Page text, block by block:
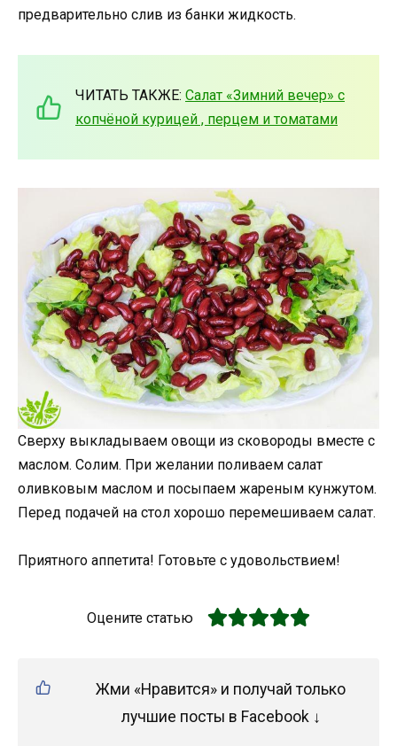
предварительно слив из банки жидкость.
ЧИТАТЬ ТАКЖЕ: Салат «Зимний вечер» с
копчёной курицей , перцем и томатами
Сверху выкладываем овощи из сковороды вместе с
маслом. Солим. При желании поливаем салат
оливковым маслом и посыпаем жареным кунжутом.
Перед подачей на стол хорошо перемешиваем салат.
Приятного аппетита! Готовьте с удовольствием!
Оцените статью
Жми «Нравится» и получай только
лучшие посты в Facebook ↓